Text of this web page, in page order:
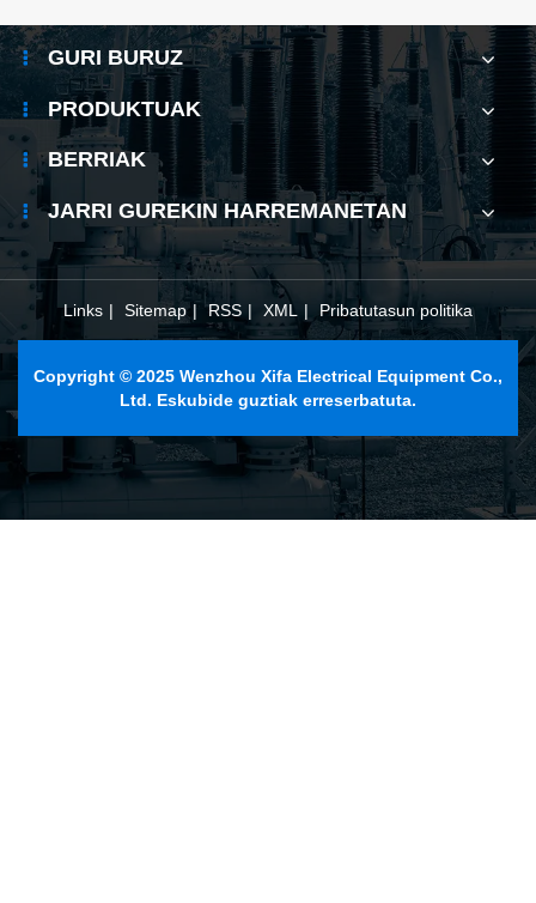
GURI BURUZ
PRODUKTUAK
BERRIAK
JARRI GUREKIN HARREMANETAN
Links | Sitemap | RSS | XML | Pribatutasun politika
Copyright © 2025 Wenzhou Xifa Electrical Equipment Co.,
Ltd. Eskubide guztiak erreserbatuta.